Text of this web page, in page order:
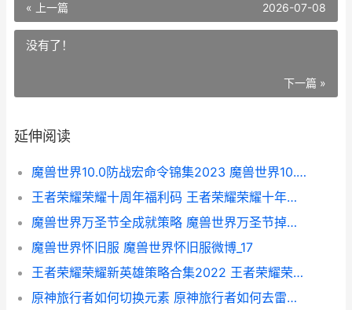
« 上一篇 2026-07-08
没有了！
下一篇 »
延伸阅读
魔兽世界10.0防战宏命令锦集2023 魔兽世界10.0防骑最好的盾牌是什么
王者荣耀荣耀十周年福利码 王者荣耀荣耀十年玩家称号
魔兽世界万圣节全成就策略 魔兽世界万圣节掉落一览表
魔兽世界怀旧服 魔兽世界怀旧服微博_17
王者荣耀荣耀新英雄策略合集2022 王者荣耀荣耀新皮肤
原神旅行者如何切换元素 原神旅行者如何去雷神岛的